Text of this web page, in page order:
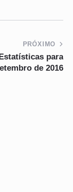
PRÓXIMO
para
de 2016